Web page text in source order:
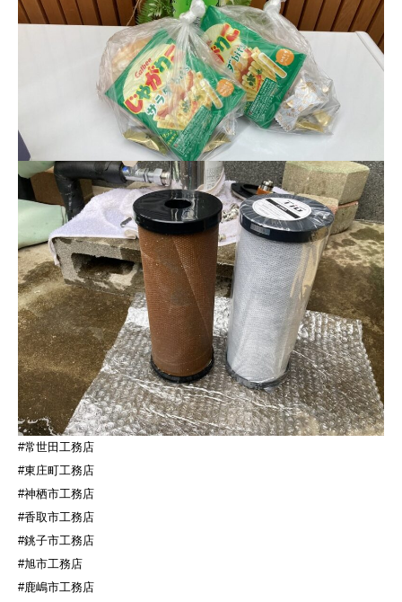
#常世田工務店
#東庄町工務店
#神栖市工務店
#香取市工務店
#銚子市工務店
#旭市工務店
#鹿嶋市工務店